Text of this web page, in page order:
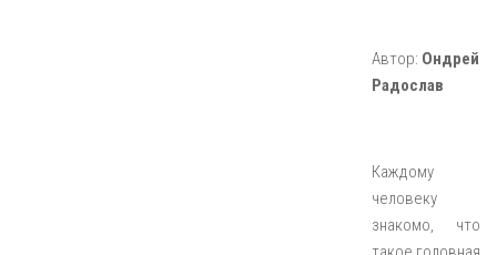
Автор: Ондрей
Радослав
Каждому
человеку
знакомо, что